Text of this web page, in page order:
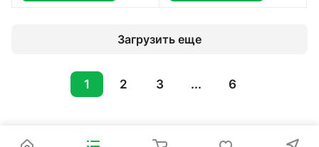
Загрузить еще
1 2 3 ... 6